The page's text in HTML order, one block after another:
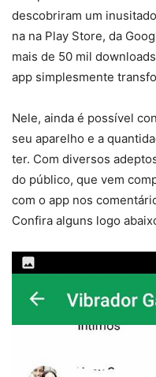
descobriram um
na na Play Store, da
mais de 50 mil
app simplesmente
Nele, ainda é possível
seu aparelho e a
ter. Com diversos
do público, que vem
com o app nos
Confira alguns logo